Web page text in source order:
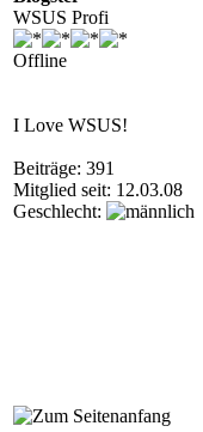
WSUS Profi
Offline
I Love WSUS!
Beiträge: 391
Mitglied seit: 12.03.08
Geschlecht: